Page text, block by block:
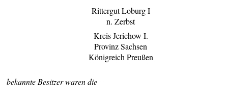
Rittergut Loburg I
n. Zerbst
Kreis Jerichow I.
Provinz Sachsen
Königreich Preußen
bekannte Besitzer waren die